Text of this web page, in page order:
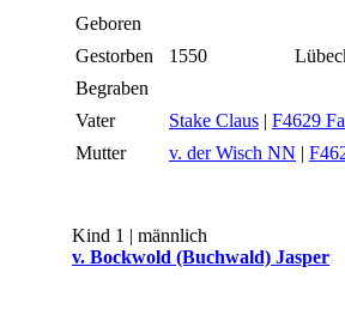
Geboren
Gestorben
1550
Begraben
Vater
Stake Claus | F4629
Mutter
v. der Wisch NN |
Kind 1 | männlich
v. Bockwold (Buchwald) Jasper